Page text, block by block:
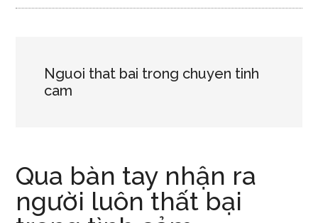
Nguoi that bai trong chuyen tinh
cam
Qua bàn tay nhận ra
người luôn thất bại